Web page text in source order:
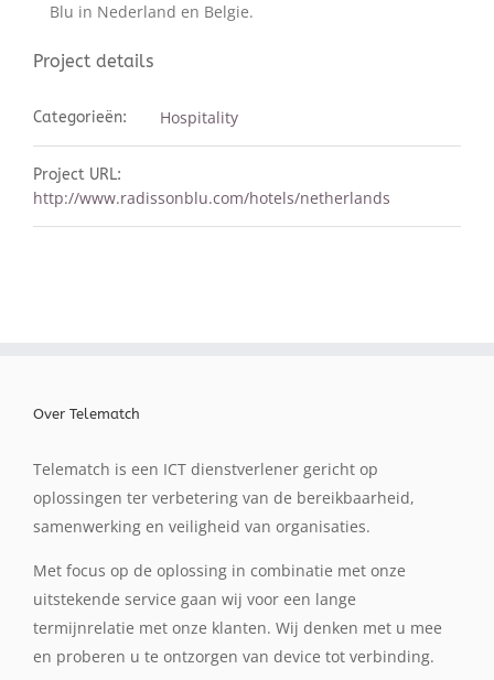
Blu in Nederland en Belgie.
Project details
Categorieën: Hospitality
Project URL:
http://www.radissonblu.com/hotels/netherlands
Over Telematch
Telematch is een ICT dienstverlener gericht op
oplossingen ter verbetering van de bereikbaarheid,
samenwerking en veiligheid van organisaties.
Met focus op de oplossing in combinatie met onze
uitstekende service gaan wij voor een lange
termijnrelatie met onze klanten. Wij denken met u mee
en proberen u te ontzorgen van device tot verbinding.